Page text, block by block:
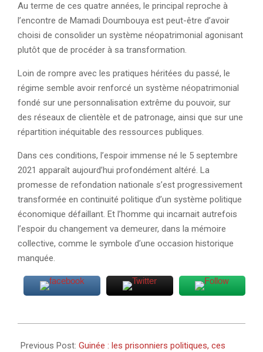
Au terme de ces quatre années, le principal reproche à
l’encontre de Mamadi Doumbouya est peut-être d’avoir
choisi de consolider un système néopatrimonial agonisant
plutôt que de procéder à sa transformation.
Loin de rompre avec les pratiques héritées du passé, le
régime semble avoir renforcé un système néopatrimonial
fondé sur une personnalisation extrême du pouvoir, sur
des réseaux de clientèle et de patronage, ainsi que sur une
répartition inéquitable des ressources publiques.
Dans ces conditions, l’espoir immense né le 5 septembre
2021 apparaît aujourd’hui profondément altéré. La
promesse de refondation nationale s’est progressivement
transformée en continuité politique d’un système politique
économique défaillant. Et l’homme qui incarnait autrefois
l’espoir du changement va demeurer, dans la mémoire
collective, comme le symbole d’une occasion historique
manquée.
05-
Previous Post: Guinée : les prisonniers politiques, ces